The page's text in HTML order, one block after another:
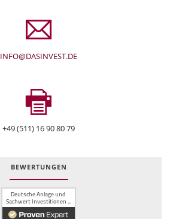
INFO@DASINVEST.DE
+49 (511) 16 90 80 79
BEWERTUNGEN